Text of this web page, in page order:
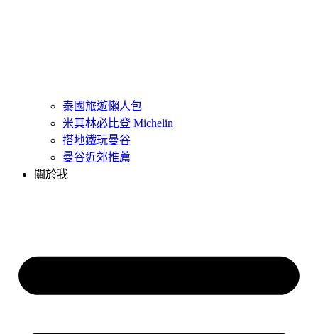
泰國旅遊懶人包
米其林必比登 Michelin
搭地鐵玩曼谷
曼谷近郊推薦
關於我